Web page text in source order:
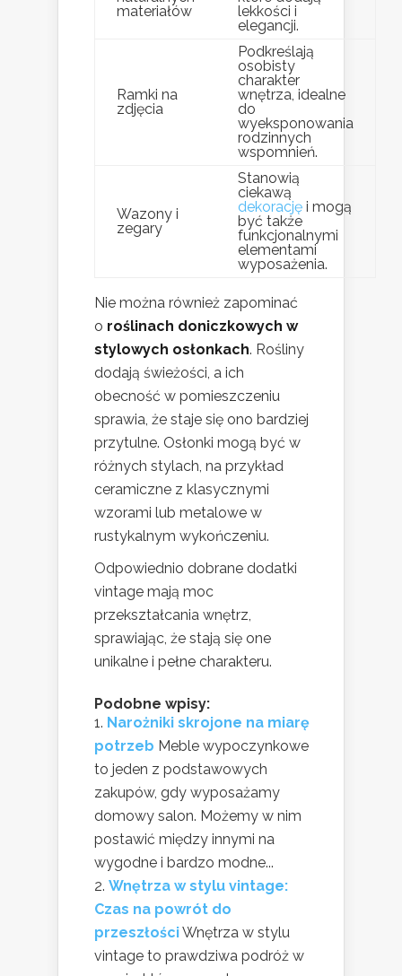
materiałów
lekkości i
elegancji.
Ramki na
zdjęcia
Podkreślają
osobisty
charakter
wnętrza, idealne
do
wyeksponowania
rodzinnych
wspomnień.
Wazony i
zegary
Stanowią
ciekawą
dekorację i mogą
być także
funkcjonalnymi
elementami
wyposażenia.
Nie można również zapominać
o roślinach doniczkowych w
stylowych osłonkach. Rośliny
dodają świeżości, a ich
obecność w pomieszczeniu
sprawia, że staje się ono bardziej
przytulne. Osłonki mogą być w
różnych stylach, na przykład
ceramiczne z klasycznymi
wzorami lub metalowe w
rustykalnym wykończeniu.
Odpowiednio dobrane dodatki
vintage mają moc
przekształcania wnętrz,
sprawiając, że stają się one
unikalne i pełne charakteru.
Podobne wpisy:
Narożniki skrojone na miarę
potrzeb Meble wypoczynkowe
to jeden z podstawowych
zakupów, gdy wyposażamy
domowy salon. Możemy w nim
postawić między innymi na
wygodne i bardzo modne...
Wnętrza w stylu vintage:
Czas na powrót do
przeszłościWnętrza w stylu
vintage to prawdziwa podróż w